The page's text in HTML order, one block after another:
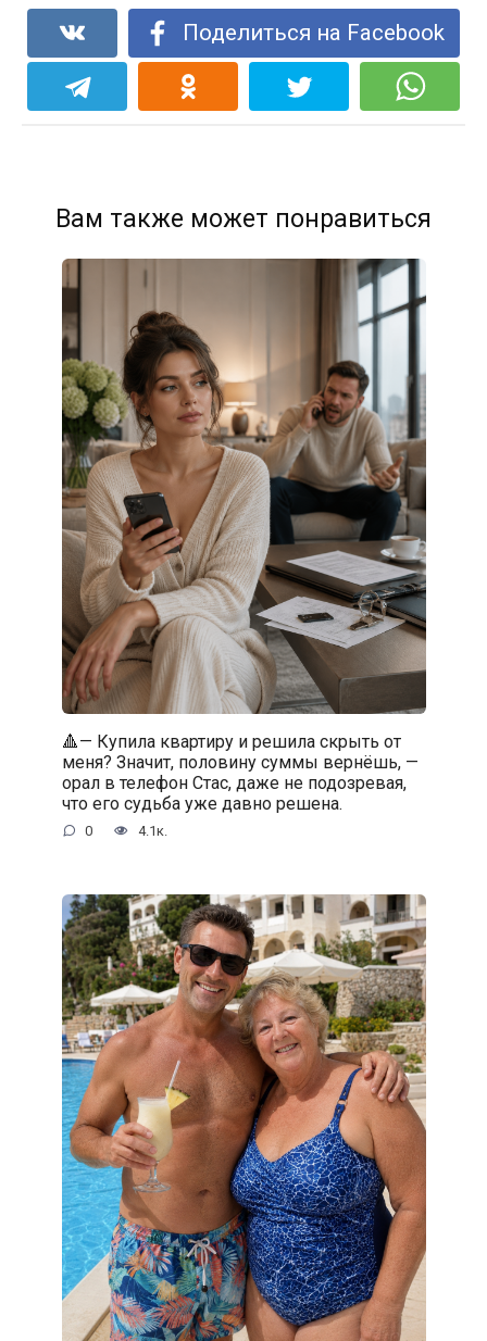
Поделиться на Facebook
Вам также может понравиться
🔺— Купила квартиру и решила скрыть от
меня? Значит, половину суммы вернёшь, —
орал в телефон Стас, даже не подозревая,
что его судьба уже давно решена.
0 4.1к.